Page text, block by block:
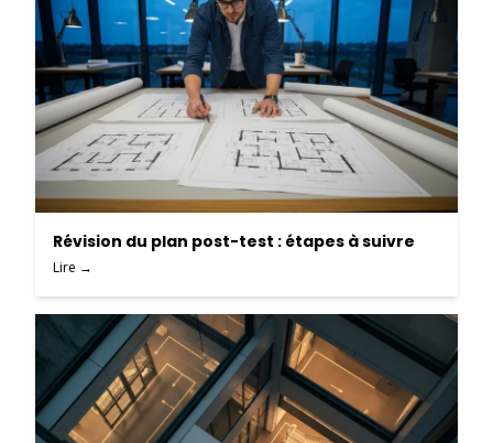
Révision du plan post-test : étapes à suivre
Lire →